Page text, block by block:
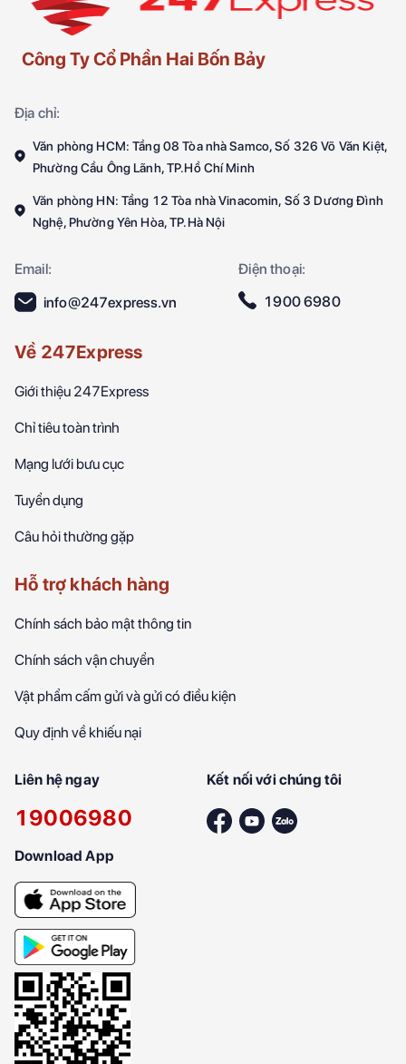
Công Ty Cổ Phần Hai Bốn Bảy
Địa chỉ:
Văn phòng HCM: Tầng 08 Tòa nhà Samco, Số 326 Võ Văn Kiệt,
Phường Cầu Ông Lãnh, TP.Hồ Chí Minh
Văn phòng HN: Tầng 12 Tòa nhà Vinacomin, Số 3 Dương Đình
Nghệ, Phường Yên Hòa, TP.Hà Nội
Email:
Điện thoại:
info@247express.vn
1900 6980
Về 247Express
Giới thiệu 247Express
Chỉ tiêu toàn trình
Mạng lưới bưu cục
Tuyển dụng
Câu hỏi thường gặp
Hỗ trợ khách hàng
Chính sách bảo mật thông tin
Chính sách vận chuyển
Vật phẩm cấm gửi và gửi có điều kiện
Quy định về khiếu nại
Liên hệ ngay
19006980
Kết nối với chúng tôi
Download App